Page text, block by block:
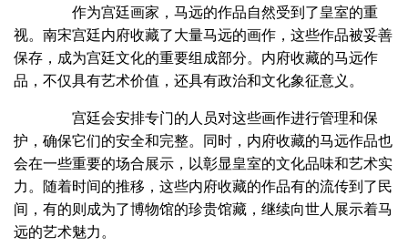
作为宫廷画家，马远的作品自然受到了皇室的重
视。南宋宫廷内府收藏了大量马远的画作，这些作品被妥善
保存，成为宫廷文化的重要组成部分。内府收藏的马远作
品，不仅具有艺术价值，还具有政治和文化象征意义。
宫廷会安排专门的人员对这些画作进行管理和保
护，确保它们的安全和完整。同时，内府收藏的马远作品也
会在一些重要的场合展示，以彰显皇室的文化品味和艺术实
力。随着时间的推移，这些内府收藏的作品有的流传到了民
间，有的则成为了博物馆的珍贵馆藏，继续向世人展示着马
远的艺术魅力。